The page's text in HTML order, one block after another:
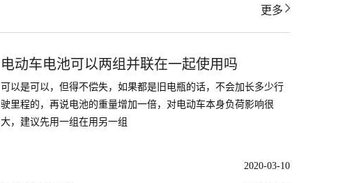
更多
电动车电池可以两组并联在一起使用吗
可以是可以，但得不偿失，如果都是旧电瓶的话，不会加长多少行
驶里程的，再说电池的重量增加一倍，对电动车本身负荷影响很
大，建议先用一组在用另一组
2020-03-10